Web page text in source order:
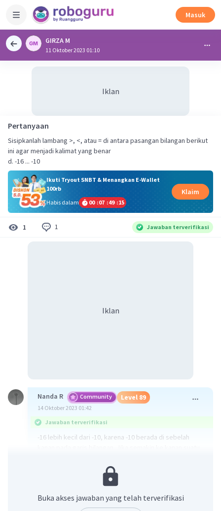
Masuk
GIRZA M
11 Oktober 2023 01:10
Iklan
Pertanyaan
Sisipkanlah lambang >, <, atau = di antara pasangan bilangan berikut
ini agar menjadi kalimat yang benar
d. -16 ... -10
Ikuti Tryout SNBT & Menangkan E-Wallet
100rb
Habis dalam
00 :07 :49 :14
Klaim
1 1 Jawaban terverifikasi
Iklan
Nanda R Community Level 89
14 Oktober 2023 01:42
Jawaban terverifikasi
-16 lebih kecil dari -10, karena -10 berada di sebelah
Beri Rating·0.0(0) Balas
Buka akses jawaban yang telah terverifikasi